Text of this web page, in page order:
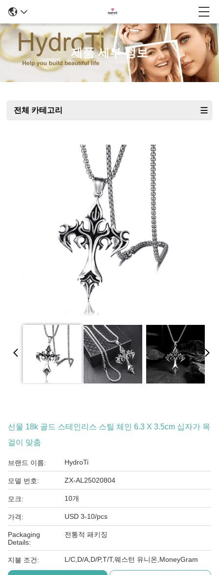
제품 세부 정보
전체 카테고리
선물 18k 골드 스테인리스 스틸 체인 6.3 X 3.5cm 십자가 목
걸이 맞춤
브랜드 이름: HydroTi
모델 번호: ZX-AL25020804
모크: 10개
가격: USD 3-10/pcs
Packaging
Details:
전통적 패키징
지불 조건: L/C,D/A,D/P,T/T,웨스턴 유니온,MoneyGram